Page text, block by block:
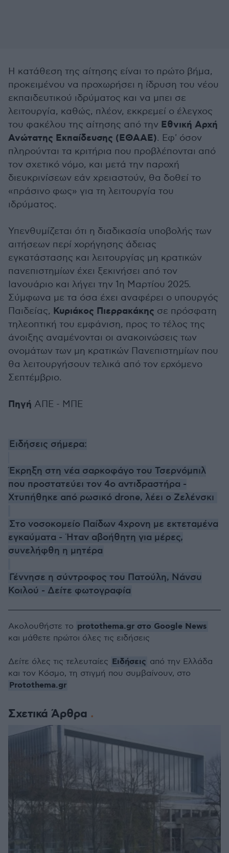
Η κατάθεση της αίτησης είναι το πρώτο βήμα,
προκειμένου να προχωρήσει η ίδρυση του νέου
εκπαιδευτικού ιδρύματος και να μπει σε
λειτουργία, καθώς, πλέον, εκκρεμεί ο έλεγχος
του φακέλου της αίτησης από την Εθνική Αρχή
Ανώτατης Εκπαίδευσης (ΕΘΑΑΕ). Εφ' όσον
πληρούνται τα κριτήρια που προβλέπονται από
τον σχετικό νόμο, και μετά την παροχή
διευκρινίσεων εάν χρειαστούν, θα δοθεί το
«πράσινο φως» για τη λειτουργία του
ιδρύματος.
Υπενθυμίζεται ότι η διαδικασία υποβολής των
αιτήσεων περί χορήγησης άδειας
εγκατάστασης και λειτουργίας μη κρατικών
πανεπιστημίων έχει ξεκινήσει από τον
Ιανουάριο και λήγει την 1η Μαρτίου 2025.
Σύμφωνα με τα όσα έχει αναφέρει ο υπουργός
Παιδείας, Κυριάκος Πιερρακάκης σε πρόσφατη
τηλεοπτική του εμφάνιση, προς το τέλος της
άνοιξης αναμένονται οι ανακοινώσεις των
ονομάτων των μη κρατικών Πανεπιστημίων που
θα λειτουργήσουν τελικά από τον ερχόμενο
Σεπτέμβριο.
Πηγή ΑΠΕ - ΜΠΕ
Ειδήσεις σήμερα:
Έκρηξη στη νέα σαρκοφάγο του Τσερνόμπιλ
που προστατεύει τον 4ο αντιδραστήρα -
Χτυπήθηκε από ρωσικό drone, λέει ο Ζελένσκι
Στο νοσοκομείο Παίδων 4χρονη με εκτεταμένα
εγκαύματα - Ήταν αβοήθητη για μέρες,
συνελήφθη η μητέρα
Γέννησε η σύντροφος του Πατούλη, Νάνσυ
Κοιλού - Δείτε φωτογραφία
Σχετικά Άρθρα
Ακολουθήστε το protothema.gr στο Google News
και μάθετε πρώτοι όλες τις ειδήσεις
Δείτε όλες τις τελευταίες Ειδήσεις από την Ελλάδα
και τον Κόσμο, τη στιγμή που συμβαίνουν, στο
Protothema.gr